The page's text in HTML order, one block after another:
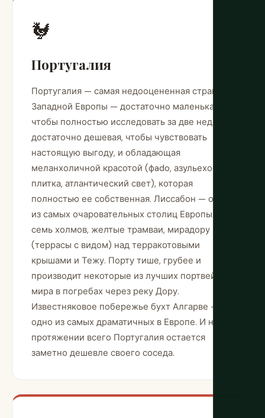
🐓
Португалия
Португалия — самая недооцененная страна
Западной Европы — достаточно маленькая,
чтобы полностью исследовать за две недели,
достаточно дешевая, чтобы чувствовать
настоящую выгоду, и обладающая
меланхоличной красотой (фado, азульехос
плитка, атлантический свет), которая
полностью ее собственная. Лиссабон — одна
из самых очаровательных столиц Европы:
семь холмов, желтые трамваи, мирадору
(террасы с видом) над терракотовыми
крышами и Тежу. Порту тише, грубее и
производит некоторые из лучших портвейнов
мира в погребах через реку Дору.
Известняковое побережье бухт Алгарве —
одно из самых драматичных в Европе. И на
протяжении всего Португалия остается
заметно дешевле своего соседа.